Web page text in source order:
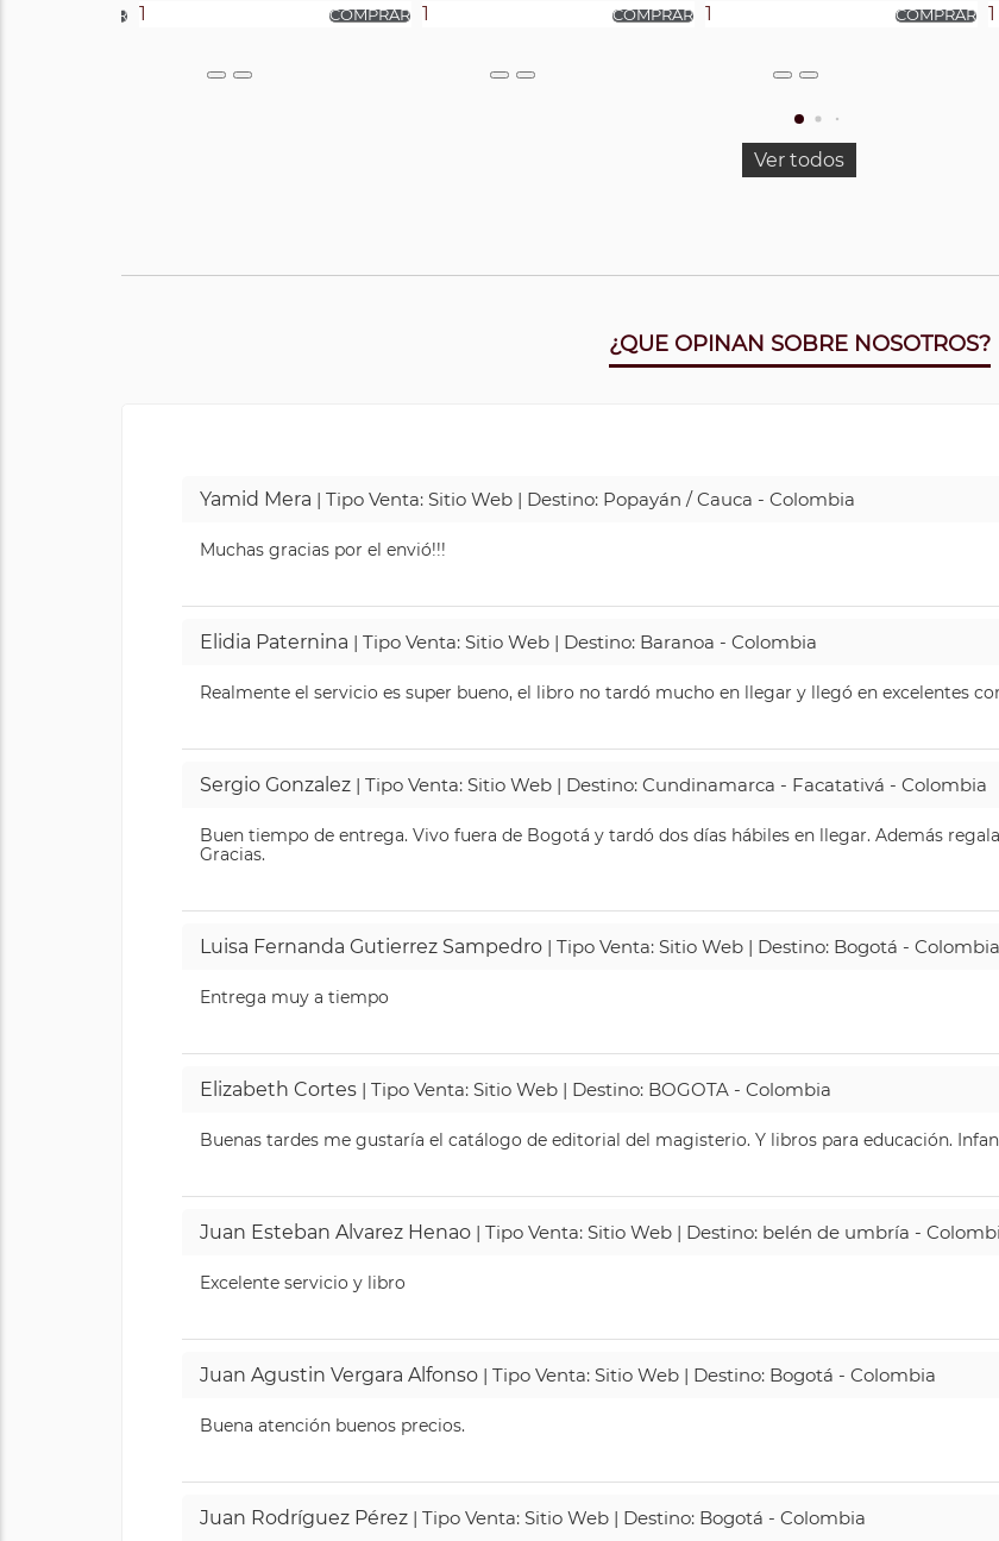
Ver todos
¿QUE OPINAN SOBRE NOSOTROS?
Yamid Mera | Tipo Venta: Sitio Web | Destino: Popayán / Cauca - Colombia
Muchas gracias por el envió!!!
Elidia Paternina | Tipo Venta: Sitio Web | Destino: Baranoa - Colombia
Realmente el servicio es super bueno, el libro no tardó mucho en llegar y llegó en excelentes
Sergio Gonzalez | Tipo Venta: Sitio Web | Destino: Cundinamarca - Facatativá - Colombia
Buen tiempo de entrega. Vivo fuera de Bogotá y tardó dos días hábiles en llegar. Además
Gracias.
Luisa Fernanda Gutierrez Sampedro | Tipo Venta: Sitio Web | Destino: Bogotá - Colombia
Entrega muy a tiempo
Elizabeth Cortes | Tipo Venta: Sitio Web | Destino: BOGOTA - Colombia
Buenas tardes me gustaría el catálogo de editorial del magisterio. Y libros para educación.
Juan Esteban Alvarez Henao | Tipo Venta: Sitio Web | Destino: belén de umbría -
Excelente servicio y libro
Juan Agustin Vergara Alfonso | Tipo Venta: Sitio Web | Destino: Bogotá - Colombia
Buena atención buenos precios.
Juan Rodríguez Pérez | Tipo Venta: Sitio Web | Destino: Bogotá - Colombia